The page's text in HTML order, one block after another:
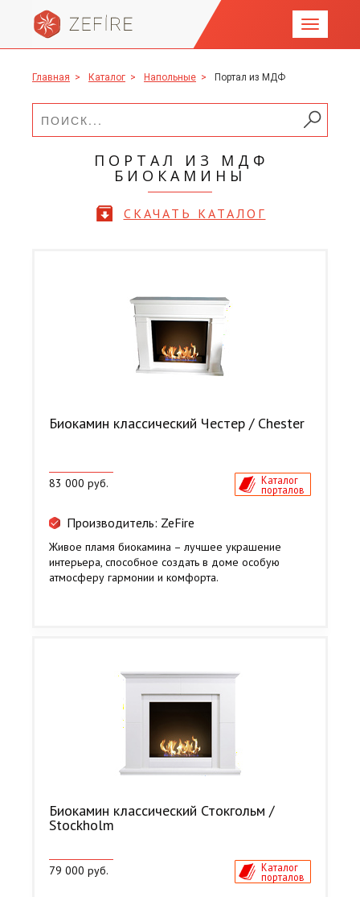
Главная > Каталог > Напольные > Портал из МДФ
ПОРТАЛ ИЗ МДФ
БИОКАМИНЫ
СКАЧАТЬ КАТАЛОГ
Биокамин классический Честер / Chester
83 000 руб. Каталог
порталов
Производитель: ZeFire
Живое пламя биокамина – лучшее украшение
интерьера, способное создать в доме особую
атмосферу гармонии и комфорта.
Биокамин классический Стокгольм /
Stockholm
79 000 руб. Каталог
порталов